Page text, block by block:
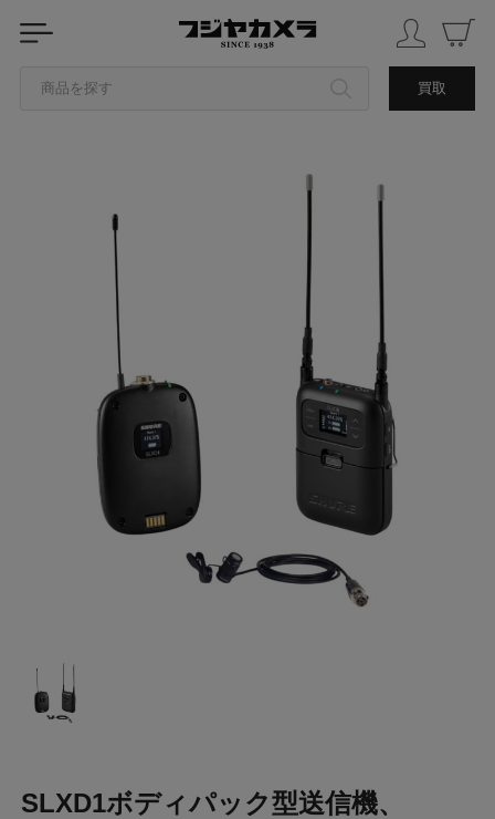
商品を探す 買取
ブランドから探す
中古品を探す
SLXD1ボディパック型送信機、